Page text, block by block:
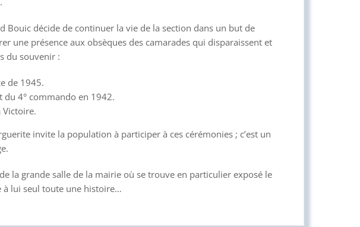
Bouic décide de continuer la vie de la section dans un but de
une présence aux obsèques des camarades qui disparaissent et
du souvenir :
de 1945.
4° commando en 1942.
invite la population à participer à ces cérémonies ; c’est un
la grande salle de la mairie où se trouve en particulier exposé le
à lui seul toute une histoire…